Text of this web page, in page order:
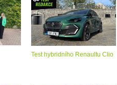
Test hybridního Renaultu Clio